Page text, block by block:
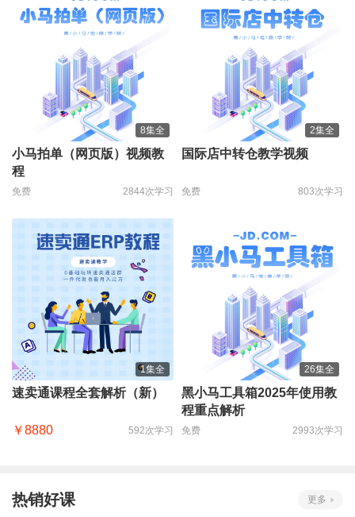
8集全
小马拍单（网页版）视频教
程
免费 2844次学习
2集全
国际店中转仓教学视频
免费 803次学习
1集全
速卖通课程全套解析（新）
￥8880 592次学习
26集全
黑小马工具箱2025年使用教
程重点解析
免费 2993次学习
热销好课 更多